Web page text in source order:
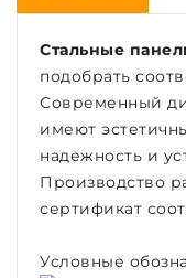
Стальные
подобрать
Современный
имеют
надежность и
Производство
сертификат
Условные